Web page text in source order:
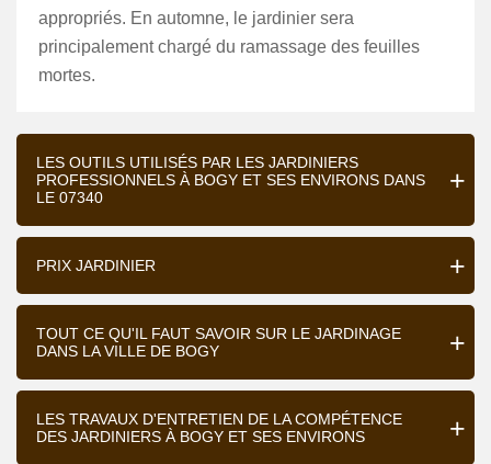
appropriés. En automne, le jardinier sera
principalement chargé du ramassage des feuilles
mortes.
LES OUTILS UTILISÉS PAR LES JARDINIERS
PROFESSIONNELS À BOGY ET SES ENVIRONS DANS
LE 07340
PRIX JARDINIER
TOUT CE QU'IL FAUT SAVOIR SUR LE JARDINAGE
DANS LA VILLE DE BOGY
LES TRAVAUX D'ENTRETIEN DE LA COMPÉTENCE
DES JARDINIERS À BOGY ET SES ENVIRONS